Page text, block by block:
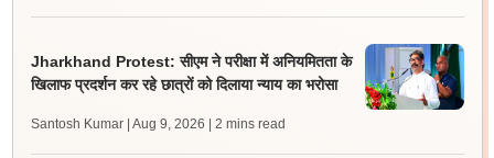
Jharkhand Protest: सीएम ने परीक्षा में अनियमितता के
खिलाफ प्रदर्शन कर रहे छात्रों को दिलाया न्याय का भरोसा
Santosh Kumar | Aug 9, 2026 | 2 mins read